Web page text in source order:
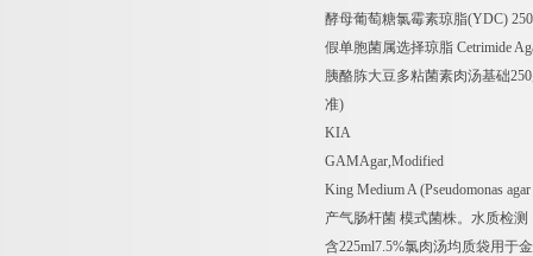
酵母葡萄糖氯霉素琼脂(YDC)
假单胞菌属选择琼脂 Cetrimide
胰酪胨大豆多粘菌素肉汤基础250
准)
KIA
GAMAgar,Modified
King Medium A (Pseudomonas
产气肠杆菌 模式菌株。水质检
含225ml7.5%氯肉汤均质袋用于